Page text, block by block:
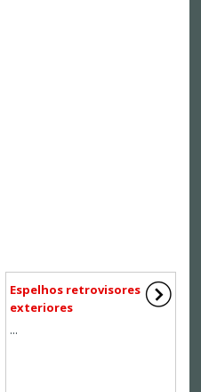
Espelhos retrovisores
exteriores
...